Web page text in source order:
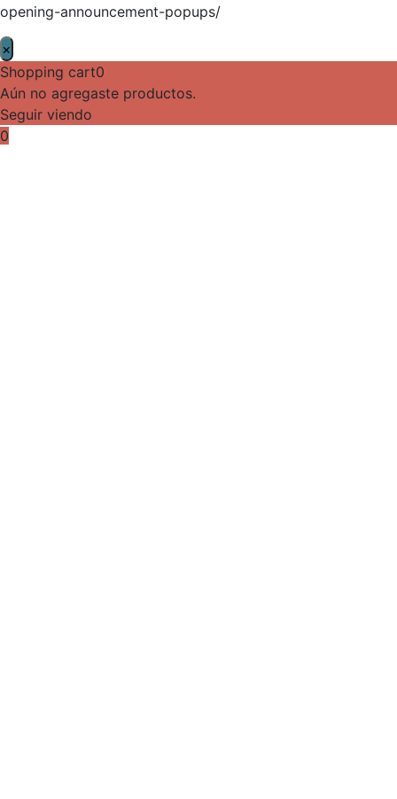
opening-announcement-popups/
×
Shopping cart0
Aún no agregaste productos.
Seguir viendo
0